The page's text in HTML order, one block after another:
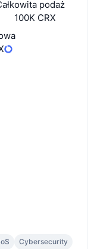
podaż
100K CRX
Cybersecurity